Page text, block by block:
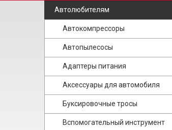
Автолюбителям
Автокомпрессоры
Автопылесосы
Адаптеры питания
Аксессуары для автомобиля
Буксировочные тросы
Вспомогательный инструмент